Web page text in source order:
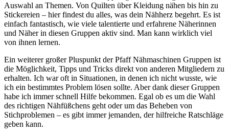
Auswahl an Themen. Von Quilten über Kleidung nähen bis hin zu
Stickereien – hier findest du alles, was dein Nähherz begehrt. Es ist
einfach fantastisch, wie viele talentierte und erfahrene Näherinnen
und Näher in diesen Gruppen aktiv sind. Man kann wirklich viel
von ihnen lernen.
Ein weiterer großer Pluspunkt der Pfaff Nähmaschinen Gruppen ist
die Möglichkeit, Tipps und Tricks direkt von anderen Mitgliedern zu
erhalten. Ich war oft in Situationen, in denen ich nicht wusste, wie
ich ein bestimmtes Problem lösen sollte. Aber dank dieser Gruppen
habe ich immer schnell Hilfe bekommen. Egal ob es um die Wahl
des richtigen Nähfüßchens geht oder um das Beheben von
Stichproblemen – es gibt immer jemanden, der hilfreiche Ratschläge
geben kann.